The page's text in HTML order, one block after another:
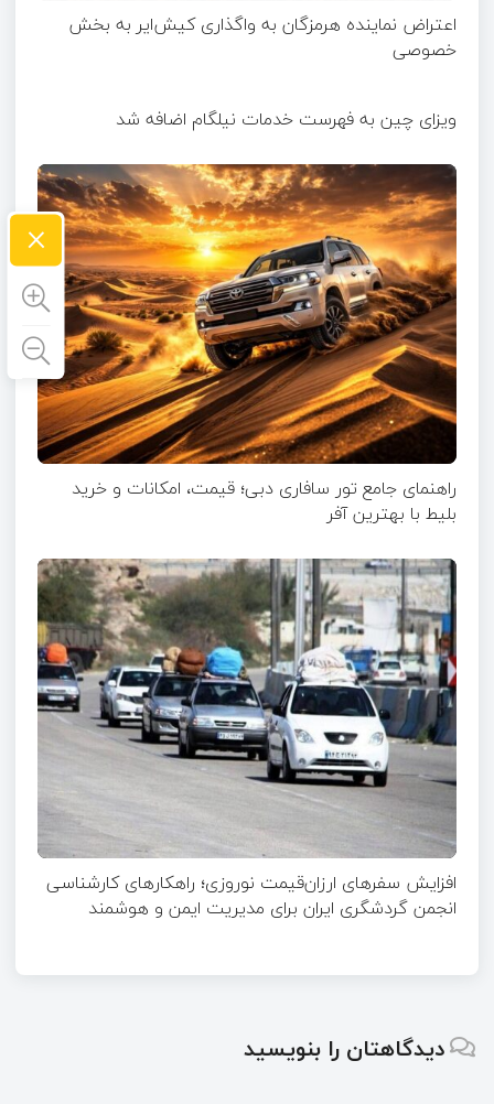
اعتراض نماینده هرمزگان به واگذاری کیش‌ایر به بخش
خصوصی
ویزای چین به فهرست خدمات نیلگام اضافه شد
راهنمای جامع تور سافاری دبی؛ قیمت، امکانات و خرید
بلیط با بهترین آفر
افزایش سفرهای ارزان‌قیمت نوروزی؛ راهکارهای کارشناسی
انجمن گردشگری ایران برای مدیریت ایمن و هوشمند
دیدگاهتان را بنویسید
×